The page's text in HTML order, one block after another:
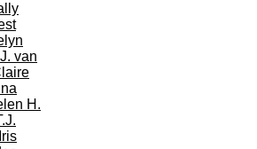
van
H.